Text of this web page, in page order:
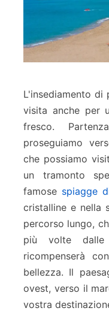
L'insediamento
visita anche per
fresco.
proseguiamo
che possiamo
un tramonto
famose spiagge
cristalline e nella
percorso lungo,
più volte
ricompenserà
bellezza. Il
ovest, verso il
vostra